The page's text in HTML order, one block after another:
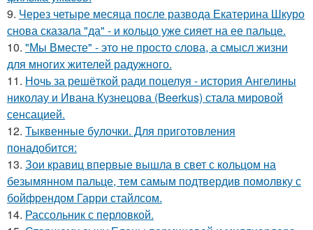
9. Через четыре месяца после развода Екатерина Шкуро
снова сказала "да" - и кольцо уже сияет на ее пальце.
10. "Мы Вместе" - это не просто слова, а смысл жизни
для многих жителей радужного.
11. Ночь за решёткой ради поцелуя - история Ангелины
николау и Ивана Кузнецова (Beerkus) стала мировой
сенсацией.
12. Тыквенные булочки. Для приготовления
понадобится:
13. Зои кравиц впервые вышла в свет с кольцом на
безымянном пальце, тем самым подтвердив помолвку с
бойфрендом Гарри стайлсом.
14. Рассольник с перловкой.